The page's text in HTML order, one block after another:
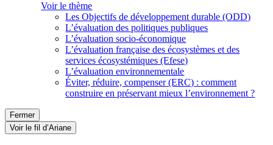
Voir le thème
Les Objectifs de développement durable (ODD)
L’évaluation des politiques publiques
L’évaluation socio-économique
L’évaluation française des écosystèmes et des
services écosystémiques (Efese)
L’évaluation environnementale
Éviter, réduire, compenser (ERC) : comment
construire en préservant mieux l’environnement ?
Fermer
Voir le fil d’Ariane